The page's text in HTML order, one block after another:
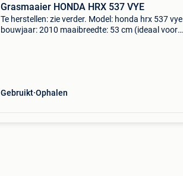
Grasmaaier HONDA HRX 537 VYE
Te herstellen: zie verder. Model: honda hrx 537 vye
bouwjaar: 2010 maaibreedte: 53 cm (ideaal voor
Gebruikt Ophalen